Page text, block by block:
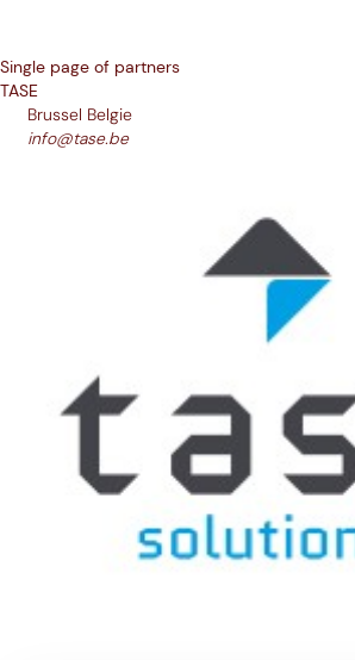
Single page of partners
TASE
Brussel Belgie
info@tase.be